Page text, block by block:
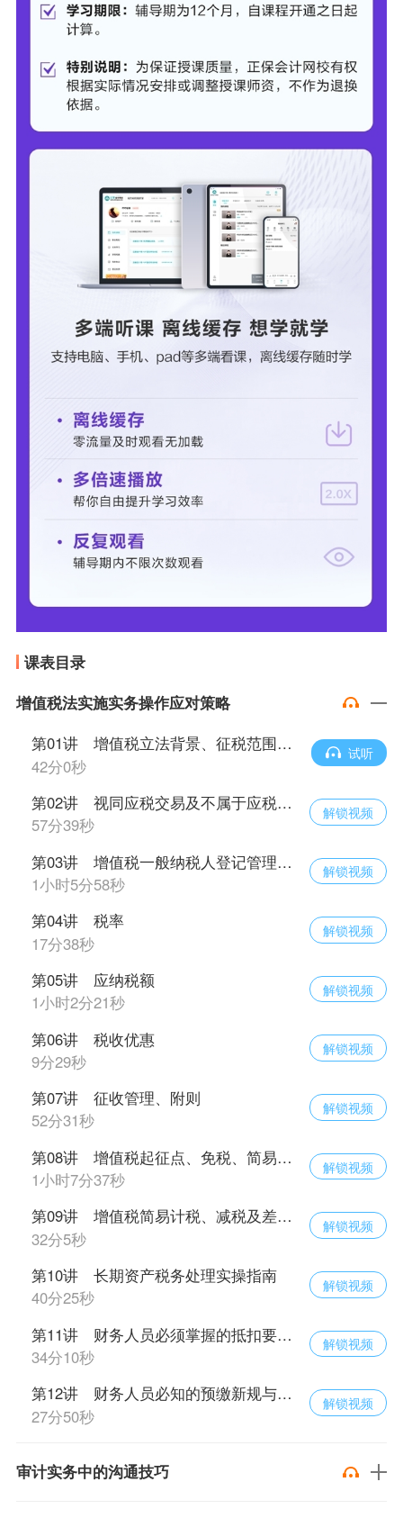
课表目录
增值税法实施实务操作应对策略
第01讲 增值税立法背景、征税范围与应税交易范围
42分0秒
试听
第02讲 视同应税交易及不属于应税交易范围
57分39秒
解锁视频
第03讲 增值税一般纳税人登记管理规定
1小时5分58秒
解锁视频
第04讲 税率
17分38秒
解锁视频
第05讲 应纳税额
1小时2分21秒
解锁视频
第06讲 税收优惠
9分29秒
解锁视频
第07讲 征收管理、附则
52分31秒
解锁视频
第08讲 增值税起征点、免税、简易计税新规调整
1小时7分37秒
解锁视频
第09讲 增值税简易计税、减税及差额征税新规
32分5秒
解锁视频
第10讲 长期资产税务处理实操指南
40分25秒
解锁视频
第11讲 财务人员必须掌握的抵扣要点与风险点
34分10秒
解锁视频
第12讲 财务人员必知的预缴新规与合规要点
27分50秒
解锁视频
审计实务中的沟通技巧